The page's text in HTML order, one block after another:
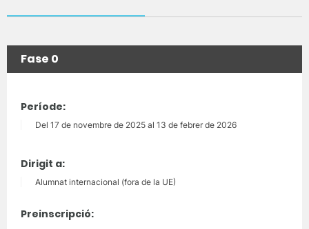
Fase 0
Període:
Del 17 de novembre de 2025 al 13 de febrer de 2026
Dirigit a:
Alumnat internacional (fora de la UE)
Preinscripció: